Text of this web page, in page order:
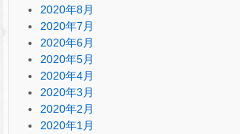
2020年8月
2020年7月
2020年6月
2020年5月
2020年4月
2020年3月
2020年2月
2020年1月